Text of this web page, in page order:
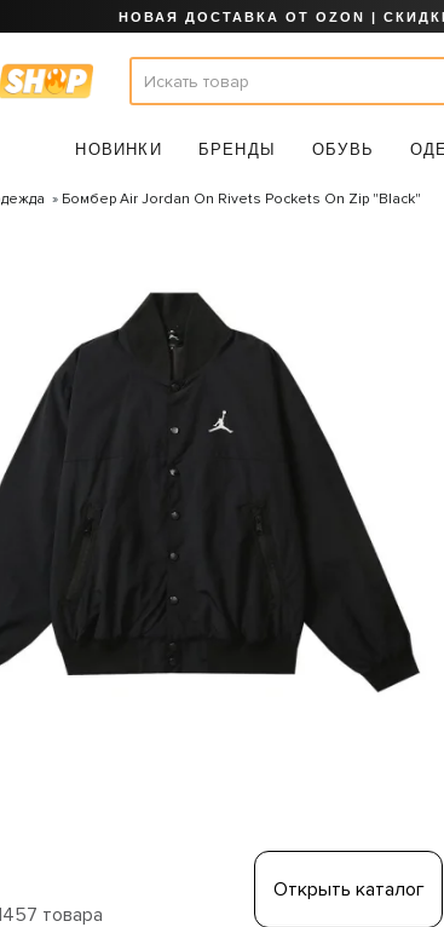
НОВАЯ ДОСТАВКА ОТ OZON |
НОВИНКИ БРЕНДЫ ОБУВЬ
Бомбер Air Jordan On Rivets Pockets On Zip "Black"
товара
Открыть каталог